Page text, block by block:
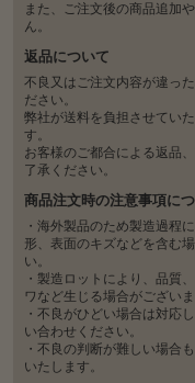
また、ご注文後の商品追加
ん。
返品について
不良又はご注文内容が違っ
ださい。
弊社が送料を負担させてい
す。
お客様のご都合による返品
了承ください。
商品注文時の注意事項に
・海外製品のため製造過程
形、表面のキズなどを含む
い。
・製造ロットにより、品質
ワなど生じる場合がございま
・不良がひどい場合は対応
い合わせください。
・不良の判断が難しい場合
いたします。